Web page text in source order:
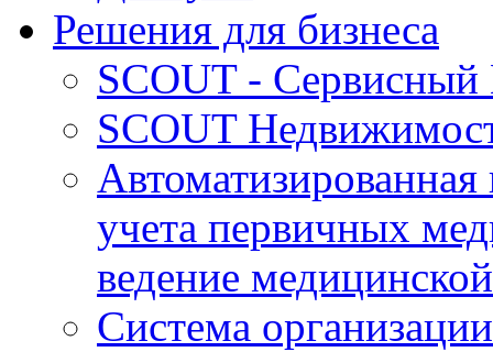
Решения для бизнеса
SCOUT - Сервисный
SCOUT
учета первичных
ведение
Система